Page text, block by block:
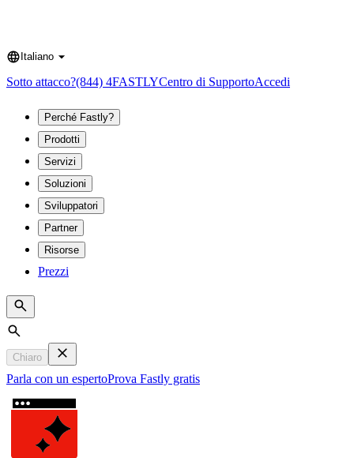
Language
Italiano
Sotto attacco?(844) 4FASTLYCentro di SupportoAccedi
Perché Fastly?
Prodotti
Servizi
Soluzioni
Sviluppatori
Partner
Risorse
Prezzi
Search
Chiaro
Parla con un espertoProva Fastly gratis